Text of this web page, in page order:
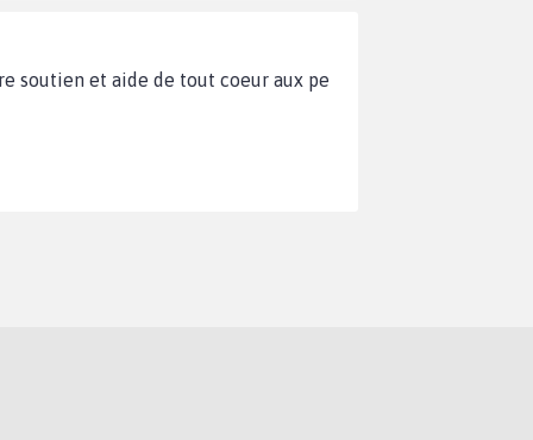
soutien et aide de tout coeur aux pe